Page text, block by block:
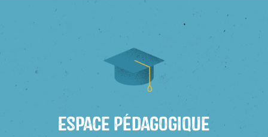
Espace Pédagogique